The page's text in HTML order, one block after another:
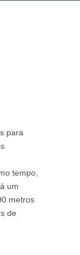
para
tempo,
um
metros
de